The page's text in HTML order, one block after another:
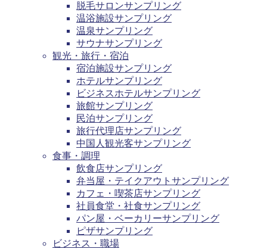
脱毛サロンサンプリング
温浴施設サンプリング
温泉サンプリング
サウナサンプリング
観光・旅行・宿泊
宿泊施設サンプリング
ホテルサンプリング
ビジネスホテルサンプリング
旅館サンプリング
民泊サンプリング
旅行代理店サンプリング
中国人観光客サンプリング
食事・調理
飲食店サンプリング
弁当屋・テイクアウトサンプリング
カフェ・喫茶店サンプリング
社員食堂・社食サンプリング
パン屋・ベーカリーサンプリング
ピザサンプリング
ビジネス・職場